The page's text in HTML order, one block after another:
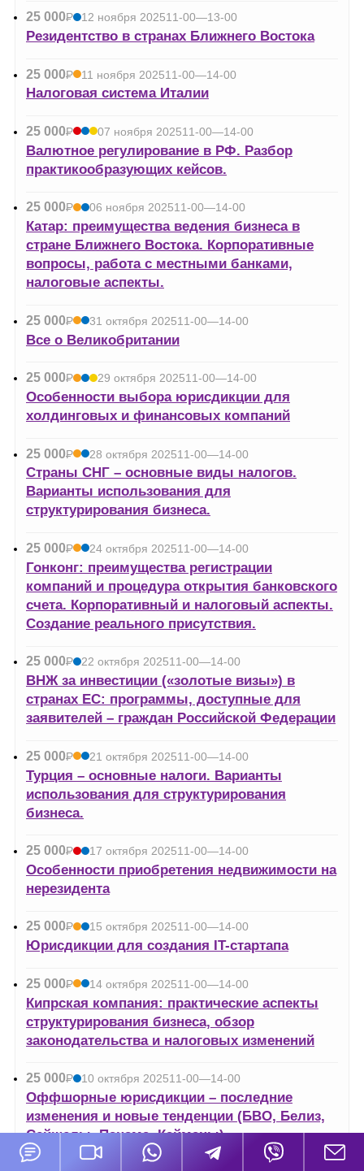
25 000Р
УБ.
12 ноября 202511-00—13-00
Резидентство в странах Ближнего Востока
25 000Р
УБ.
11 ноября 202511-00—14-00
Налоговая система Италии
25 000Р
УБ.
07 ноября 202511-00—14-00
Валютное регулирование в РФ. Разбор
практикообразующих кейсов.
25 000Р
УБ.
06 ноября 202511-00—14-00
Катар: преимущества ведения бизнеса в
стране Ближнего Востока. Корпоративные
вопросы, работа с местными банками,
налоговые аспекты.
25 000Р
УБ.
31 октября 202511-00—14-00
Все о Великобритании
25 000Р
УБ.
29 октября 202511-00—14-00
Особенности выбора юрисдикции для
холдинговых и финансовых компаний
25 000Р
УБ.
28 октября 202511-00—14-00
Страны СНГ – основные виды налогов.
Варианты использования для
структурирования бизнеса.
25 000Р
УБ.
24 октября 202511-00—14-00
Гонконг: преимущества регистрации
компаний и процедура открытия банковского
счета. Корпоративный и налоговый аспекты.
Создание реального присутствия.
25 000Р
УБ.
22 октября 202511-00—14-00
ВНЖ за инвестиции («золотые визы») в
странах ЕС: программы, доступные для
заявителей – граждан Российской Федерации
25 000Р
УБ.
21 октября 202511-00—14-00
Турция – основные налоги. Варианты
использования для структурирования
бизнеса.
25 000Р
УБ.
17 октября 202511-00—14-00
Особенности приобретения недвижимости на
нерезидента
25 000Р
УБ.
15 октября 202511-00—14-00
Юрисдикции для создания IT-стартапа
25 000Р
УБ.
14 октября 202511-00—14-00
Кипрская компания: практические аспекты
структурирования бизнеса, обзор
законодательства и налоговых изменений
25 000Р
УБ.
10 октября 202511-00—14-00
Оффшорные юрисдикции – последние
изменения и новые тенденции (БВО, Белиз,
Сейшелы, Панама, Кайманы)